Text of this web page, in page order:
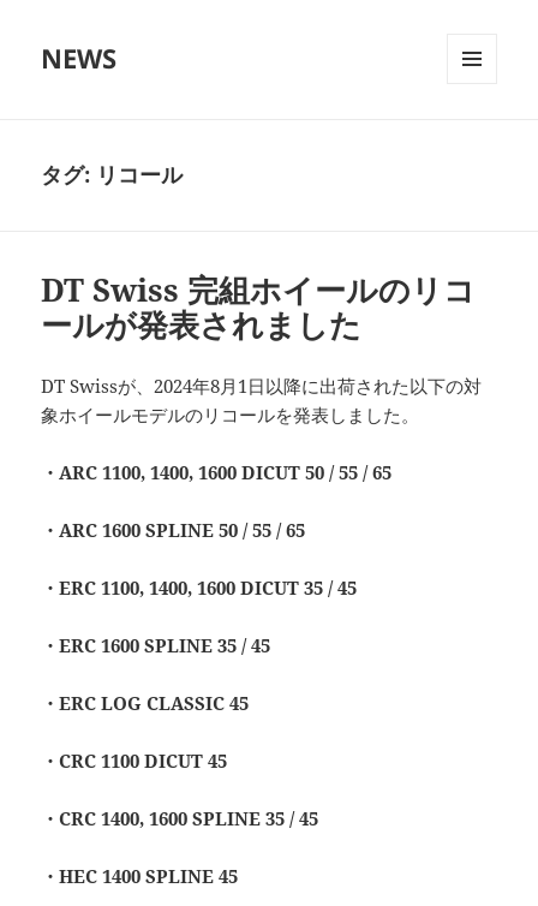
NEWS
タグ: リコール
DT Swiss 完組ホイールのリコ
ールが発表されました
DT Swissが、2024年8月1日以降に出荷された以下の対
象ホイールモデルのリコールを発表しました。
・ARC 1100, 1400, 1600 DICUT 50 / 55 / 65
・ARC 1600 SPLINE 50 / 55 / 65
・ERC 1100, 1400, 1600 DICUT 35 / 45
・ERC 1600 SPLINE 35 / 45
・ERC LOG CLASSIC 45
・CRC 1100 DICUT 45
・CRC 1400, 1600 SPLINE 35 / 45
・HEC 1400 SPLINE 45